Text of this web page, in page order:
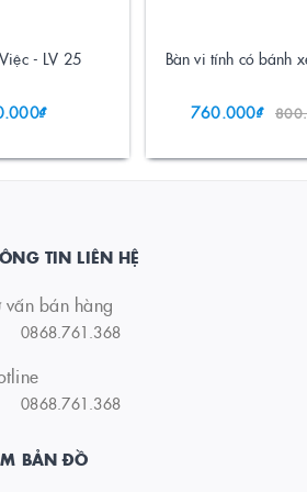
- LV 25 Bàn vi tính có bánh
760.000₫
TIN LIÊN HỆ
vấn bán hàng
0868.761.368
0868.761.368
BẢN ĐỒ